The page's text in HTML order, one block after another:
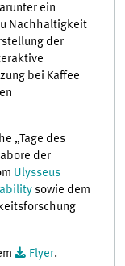
ein
Nachhaltigkeit
der
bei Kaffee
„Tage des
der
Ulysseus
sowie dem
Flyer.